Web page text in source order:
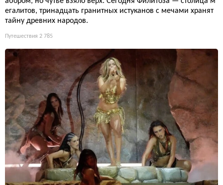
егалитов, тринадцать гранитных истуканов с мечами хранят
тайну древних народов.
Путешествия 2 785